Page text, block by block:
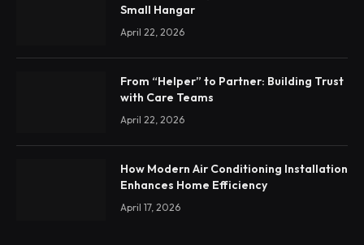
Small Hangar
April 22, 2026
From “Helper” to Partner: Building Trust
with Care Teams
April 22, 2026
How Modern Air Conditioning Installation
Enhances Home Efficiency
April 17, 2026